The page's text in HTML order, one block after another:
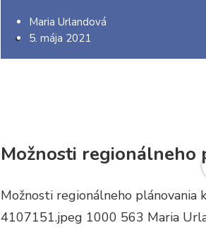
Maria Urlandová
5. mája 2021
Možnosti regionálneho
Možnosti regionálneho plánovania
4107151.jpeg 1000 563 Maria